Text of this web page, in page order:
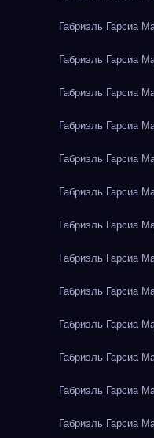
Габриэль Гарсиа
Габриэль Гарсиа
Габриэль Гарсиа
Габриэль Гарсиа
Габриэль Гарсиа
Габриэль Гарсиа
Габриэль Гарсиа
Габриэль Гарсиа
Габриэль Гарсиа
Габриэль Гарсиа
Габриэль Гарсиа
Габриэль Гарсиа
Габриэль Гарсиа